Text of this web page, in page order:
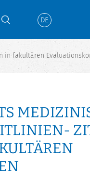
DE
in fakultären